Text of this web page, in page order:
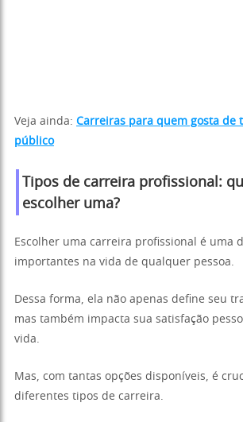
Veja ainda: Carreiras para quem gosta de
público
Tipos de carreira profissional:
escolher uma?
Escolher uma carreira profissional é uma
importantes na vida de qualquer pessoa.
Dessa forma, ela não apenas define seu
mas também impacta sua satisfação
vida.
Mas, com tantas opções disponíveis, é
diferentes tipos de carreira.